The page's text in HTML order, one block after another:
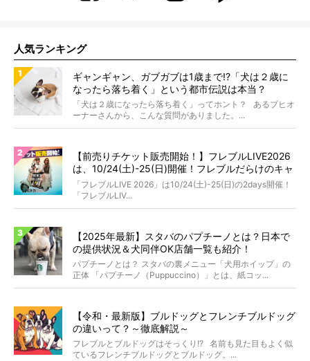
人気ランキング
ギャンギャン、ガブガブは1歳まで!?「犬は２歳に
なったら落ち着く」という都市伝説は本当？
「犬は２歳になったら落ち着く」ってホント？ あるブヒオ
ーナーさんから、こんな質問がありました。...
【前売りチケット販売開始！】フレブルLIVE2026
は、10/24(土)-25(日)開催！フレブルだらけのキャ
ンプ・前夜祭・バスプランも新登場!?
「フレブルLIVE 2026」は10/24(土)-25(日)の2days開催！
「フレブルLIV...
【2025年最新】スタバのパプチーノとは？日本で
の提供状況＆犬同伴OK店舗一覧も紹介！
パプチーノとは？ スタバの裏メニュー「犬用ホイップ」の
正体 「パプチーノ（Puppuccino）」とは、紙コッ...
【令和・最新版】ブルドッグとフレンチブルドッグ
の違いって？～徹底解説～
フレブルとブルドッグはそっくり!? 名前も見た目もよく似
ているフレンチブルドッグとブルドッグ。...